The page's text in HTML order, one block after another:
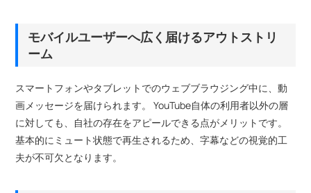
モバイルユーザーへ広く届けるアウトストリ
ーム
スマートフォンやタブレットでのウェブブラウジング中に、動
画メッセージを届けられます。 YouTube自体の利用者以外の層
に対しても、自社の存在をアピールできる点がメリットです。
基本的にミュート状態で再生されるため、字幕などの視覚的工
夫が不可欠となります。